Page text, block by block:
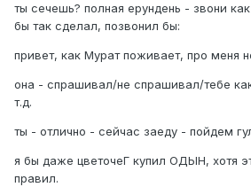
ты сечешь? полная ерундень - звони
бы так сделал, позвонил бы:
привет, как Мурат поживает, про меня
она - спрашивал/не спрашивал/тебе
т.д.
ты - отлично - сейчас заеду - пойдем
я бы даже цветочеГ купил ОДЫН, хотя
правил.